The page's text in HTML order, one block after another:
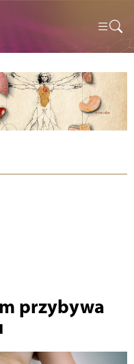
przybywa